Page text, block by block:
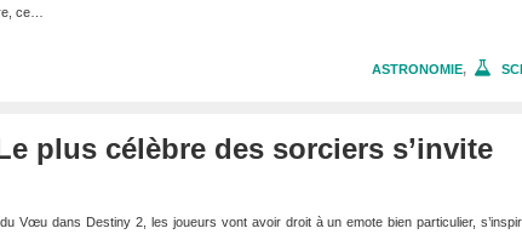
ce…
ASTRONOMIE,
plus célèbre des sorciers s’invite
Vœu dans Destiny 2, les joueurs vont avoir droit à un emote bien particulier,